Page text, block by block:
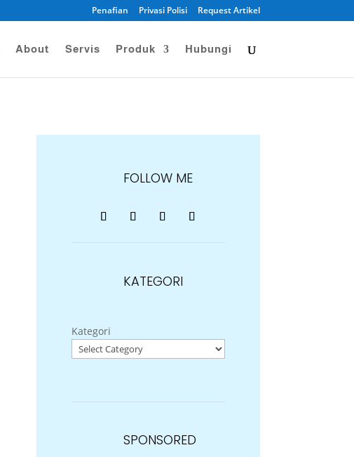
Penafian Privasi Polisi Request Artikel
About Servis Produk Hubungi
FOLLOW ME
KATEGORI
Kategori
SPONSORED